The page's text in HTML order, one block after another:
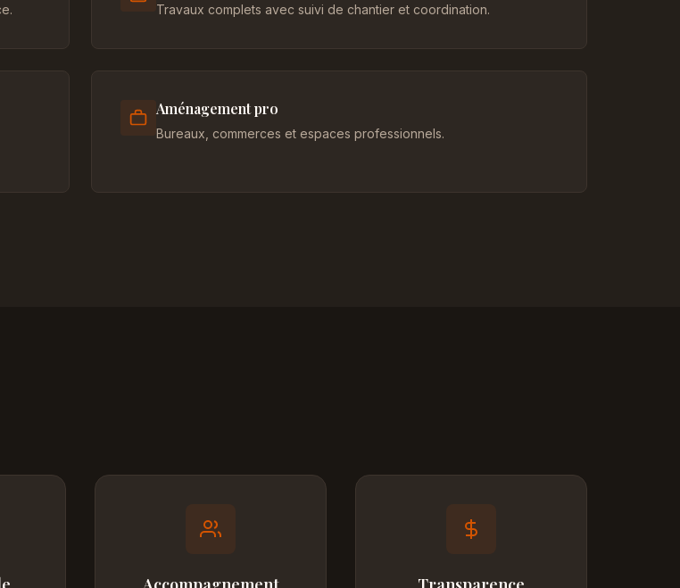
Travaux complets avec suivi de chantier et coordination.
Aménagement pro
Bureaux, commerces et espaces professionnels.